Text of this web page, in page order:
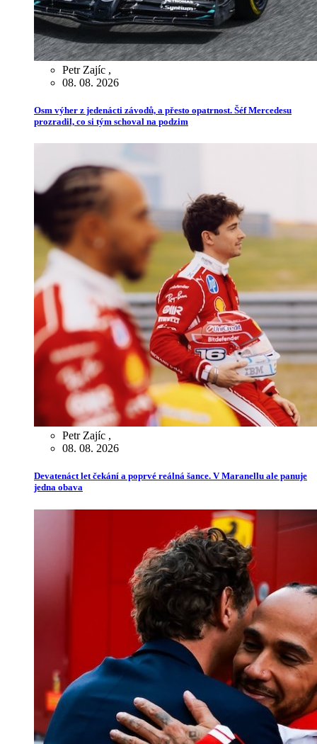
Petr Zajíc ,
08. 08. 2026
Osm výher z jedenácti závodů, a přesto opatrnost. Šéf Mercedesu
prozradil, co si tým schoval na podzim
Petr Zajíc ,
08. 08. 2026
Devatenáct let čekání a poprvé reálná šance. V Maranellu ale panuje
jedna obava